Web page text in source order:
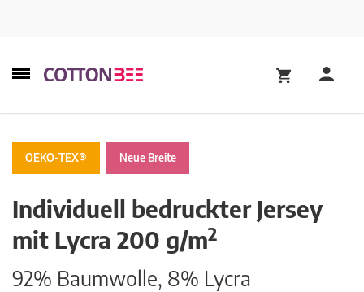
OEKO-TEX® Neue Breite
Individuell bedruckter Jersey
mit Lycra 200 g/m2
92% Baumwolle, 8% Lycra